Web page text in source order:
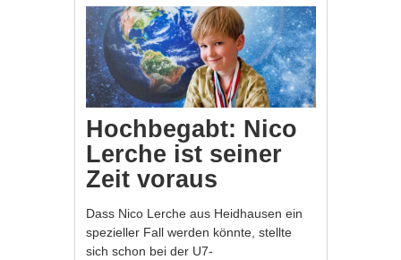
Hochbegabt: Nico
Lerche ist seiner
Zeit voraus
Dass Nico Lerche aus Heidhausen ein
spezieller Fall werden könnte, stellte
sich schon bei der U7-